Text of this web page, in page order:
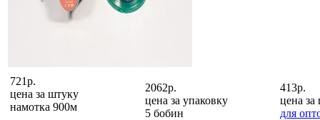
721р.
цена за штуку
намотка 900м
2062р.
цена за упаковку
5 бобин
413р.
цена за
для